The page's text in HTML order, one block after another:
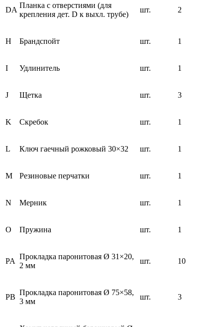
DA
Планка с отверстиями (для
крепления дет. D к выхл. трубе)
шт. 2
H Брандспойт шт. 1
I Удлинитель шт. 1
J Щетка шт. 3
K Скребок шт. 1
L Ключ гаечный рожковый 30×32 шт. 1
M Резиновые перчатки шт. 1
N Мерник шт. 1
O Пружина шт. 1
PA
Прокладка паронитовая Ø 31×20,
2 мм
шт. 10
PB
Прокладка паронитовая Ø 75×58,
3 мм
шт. 3